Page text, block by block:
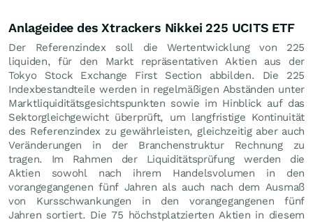
Anlageidee des Xtrackers Nikkei 225 UCITS ETF
Der Referenzindex soll die Wertentwicklung von 225
liquiden, für den Markt repräsentativen Aktien aus der
Tokyo Stock Exchange First Section abbilden. Die 225
Indexbestandteile werden in regelmäßigen Abständen unter
Marktliquiditätsgesichtspunkten sowie im Hinblick auf das
Sektorgleichgewicht überprüft, um langfristige Kontinuität
des Referenzindex zu gewährleisten, gleichzeitig aber auch
Veränderungen in der Branchenstruktur Rechnung zu
tragen. Im Rahmen der Liquiditätsprüfung werden die
Aktien sowohl nach ihrem Handelsvolumen in den
vorangegangenen fünf Jahren als auch nach dem Ausmaß
von Kursschwankungen in den vorangegangenen fünf
Jahren sortiert. Die 75 höchstplatzierten Aktien in diesem